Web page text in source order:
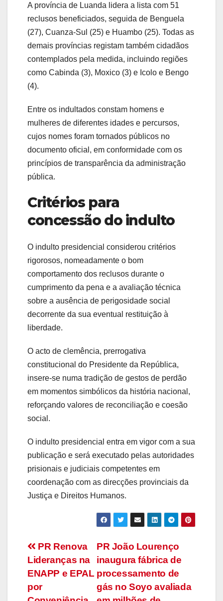
A província de Luanda lidera a lista com 51
reclusos beneficiados, seguida de Benguela
(27), Cuanza-Sul (25) e Huambo (25). Todas as
demais províncias registam também cidadãos
contemplados pela medida, incluindo regiões
como Cabinda (3), Moxico (3) e Icolo e Bengo
(4).
Entre os indultados constam homens e
mulheres de diferentes idades e percursos,
cujos nomes foram tornados públicos no
documento oficial, em conformidade com os
princípios de transparência da administração
pública.
Critérios para
concessão do indulto
O indulto presidencial considerou critérios
rigorosos, nomeadamente o bom
comportamento dos reclusos durante o
cumprimento da pena e a avaliação técnica
sobre a ausência de perigosidade social
decorrente da sua eventual restituição à
liberdade.
O acto de clemência, prerrogativa
constitucional do Presidente da República,
insere-se numa tradição de gestos de perdão
em momentos simbólicos da história nacional,
reforçando valores de reconciliação e coesão
social.
O indulto presidencial entra em vigor com a sua
publicação e será executado pelas autoridades
prisionais e judiciais competentes em
coordenação com as direcções provinciais da
Justiça e Direitos Humanos.
Navegação
de
artigos
PR João Lourenço
inaugura fábrica de
processamento de
gás no Soyo avaliada
PR Renova
Lideranças na
ENAPP e EPAL
por